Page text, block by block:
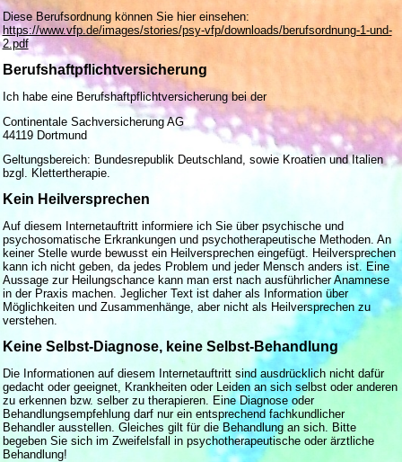
Diese Berufsordnung können Sie hier einsehen:
https://www.vfp.de/images/stories/psy-vfp/downloads/berufsordnung-1-und-
2.pdf
Berufshaftpflichtversicherung
Ich habe eine Berufshaftpflichtversicherung bei der
Continentale Sachversicherung AG
44119 Dortmund
Geltungsbereich: Bundesrepublik Deutschland, sowie Kroatien und Italien
bzgl. Klettertherapie.
Kein Heilversprechen
Auf diesem Internetauftritt informiere ich Sie über psychische und
psychosomatische Erkrankungen und psychotherapeutische Methoden. An
keiner Stelle wurde bewusst ein Heilversprechen eingefügt. Heilversprechen
kann ich nicht geben, da jedes Problem und jeder Mensch anders ist. Eine
Aussage zur Heilungschance kann man erst nach ausführlicher Anamnese
in der Praxis machen. Jeglicher Text ist daher als Information über
Möglichkeiten und Zusammenhänge, aber nicht als Heilversprechen zu
verstehen.
Keine Selbst-Diagnose, keine Selbst-Behandlung
Die Informationen auf diesem Internetauftritt sind ausdrücklich nicht dafür
gedacht oder geeignet, Krankheiten oder Leiden an sich selbst oder anderen
zu erkennen bzw. selber zu therapieren. Eine Diagnose oder
Behandlungsempfehlung darf nur ein entsprechend fachkundlicher
Behandler ausstellen. Gleiches gilt für die Behandlung an sich. Bitte
begeben Sie sich im Zweifelsfall in psychotherapeutische oder ärztliche
Behandlung!